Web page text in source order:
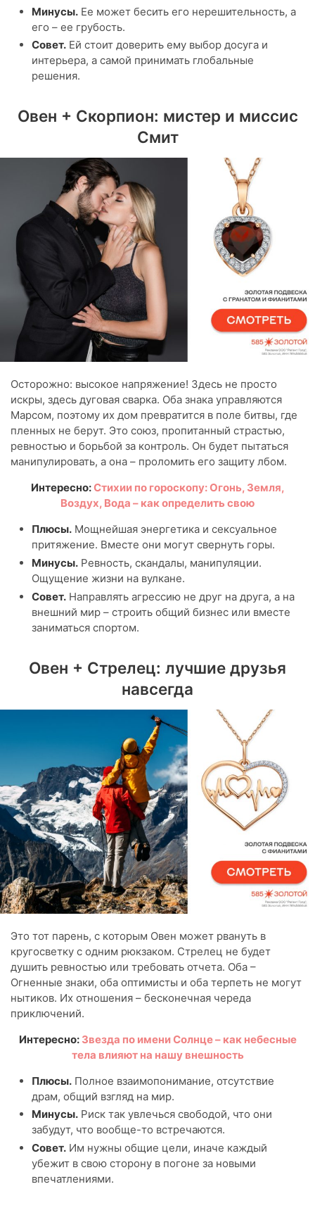
Минусы. Ее может бесить его нерешительность, а
его – ее грубость.
Совет. Ей стоит доверить ему выбор досуга и
интерьера, а самой принимать глобальные
решения.
Овен + Скорпион: мистер и миссис
Смит
Осторожно: высокое напряжение! Здесь не просто
искры, здесь дуговая сварка. Оба знака управляются
Марсом, поэтому их дом превратится в поле битвы, где
пленных не берут. Это союз, пропитанный страстью,
ревностью и борьбой за контроль. Он будет пытаться
манипулировать, а она – проломить его защиту лбом.
Интересно:Стихии по гороскопу: Огонь, Земля,
Воздух, Вода – как определить свою
Плюсы. Мощнейшая энергетика и сексуальное
притяжение. Вместе они могут свернуть горы.
Минусы. Ревность, скандалы, манипуляции.
Ощущение жизни на вулкане.
Совет. Направлять агрессию не друг на друга, а на
внешний мир – строить общий бизнес или вместе
заниматься спортом.
Овен + Стрелец: лучшие друзья
навсегда
Это тот парень, с которым Овен может рвануть в
кругосветку с одним рюкзаком. Стрелец не будет
душить ревностью или требовать отчета. Оба –
Огненные знаки, оба оптимисты и оба терпеть не могут
нытиков. Их отношения – бесконечная череда
приключений.
Интересно: Звезда по имени Солнце – как небесные
тела влияют на нашу внешность
Плюсы. Полное взаимопонимание, отсутствие
драм, общий взгляд на мир.
Минусы. Риск так увлечься свободой, что они
забудут, что вообще-то встречаются.
Совет. Им нужны общие цели, иначе каждый
убежит в свою сторону в погоне за новыми
впечатлениями.